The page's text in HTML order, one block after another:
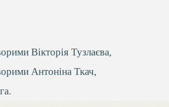
Вікторія Тузлаєва,
Антоніна Ткач,